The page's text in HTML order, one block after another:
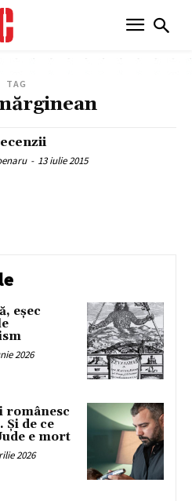
TAG
- 13 iulie 2015
eșec
2026
românesc
Și de ce
e mort
2026